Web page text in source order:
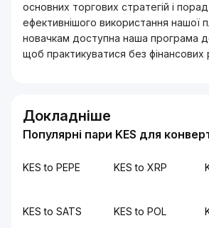
основних торгових стратегій і
ефективнішого використання нашої
новачкам доступна наша програма
щоб практикуватися без фінансових
Докладніше
Популярні пари KES для
KES to PEPE KES to XRP
KES to SATS KES to POL